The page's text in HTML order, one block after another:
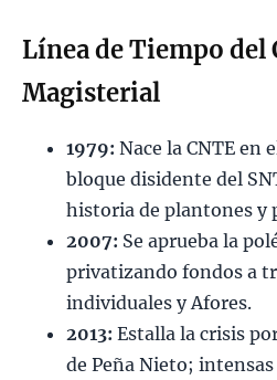
Línea de Tiempo del
Magisterial
1979: Nace la CNTE en
bloque disidente del
historia de plantones y
2007: Se aprueba la
privatizando fondos a
individuales y Afores.
2013: Estalla la crisis
de Peña Nieto;